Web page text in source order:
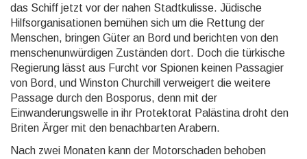
das Schiff jetzt vor der nahen Stadtkulisse. Jüdische
Hilfsorganisationen bemühen sich um die Rettung der
Menschen, bringen Güter an Bord und berichten von den
menschenunwürdigen Zuständen dort. Doch die türkische
Regierung lässt aus Furcht vor Spionen keinen Passagier
von Bord, und Winston Churchill verweigert die weitere
Passage durch den Bosporus, denn mit der
Einwanderungs­welle in ihr Protektorat Palästina droht den
Briten Ärger mit den benachbarten Arabern.
Nach zwei Monaten kann der Motorschaden behoben